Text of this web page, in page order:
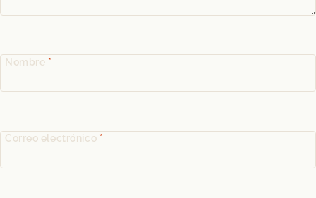
Nombre *
Correo electrónico *